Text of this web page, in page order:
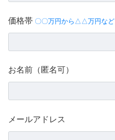
価格帯 〇〇万円から△△万円など
お名前（匿名可）
メールアドレス